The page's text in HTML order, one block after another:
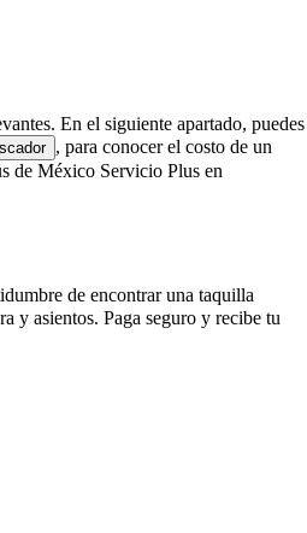
En el siguiente apartado, puedes
, para conocer el costo de un
de México Servicio Plus en
de encontrar una taquilla
y asientos. Paga seguro y recibe tu